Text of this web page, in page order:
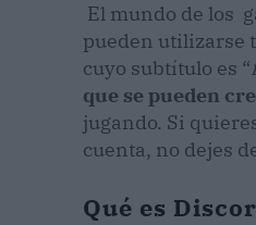
El mundo de los
pueden utilizarse
cuyo subtítulo es “
que se pueden
jugando. Si
cuenta, no dejes
Qué es